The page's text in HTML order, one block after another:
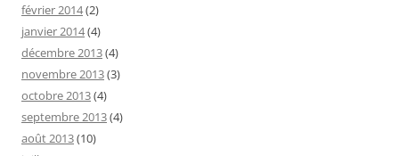
février 2014(2)
janvier 2014(4)
décembre 2013(4)
novembre 2013(3)
octobre 2013(4)
septembre 2013(4)
août 2013(10)